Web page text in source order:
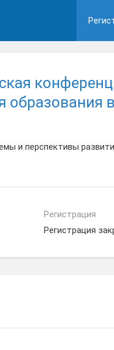
образования в
и перспективы
Регистрация
Регистрация